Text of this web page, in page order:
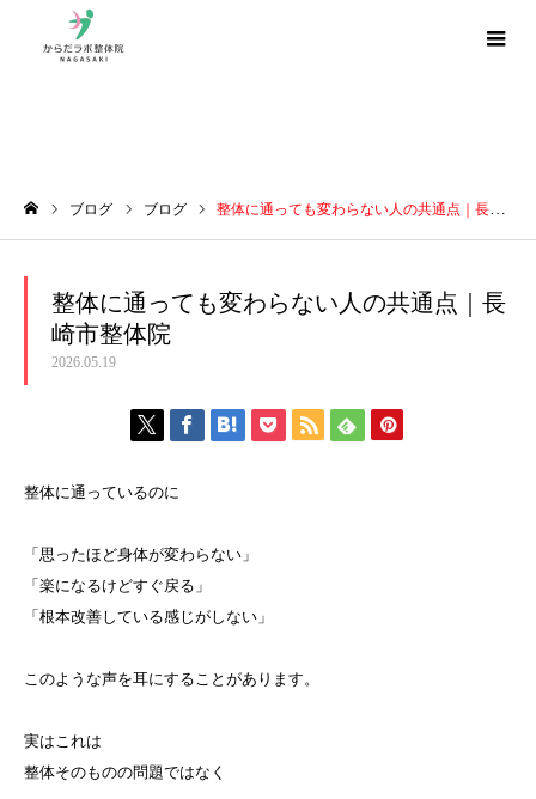
ブログ ブログ 整体に通っても変わらない人の共通点｜長崎市整体院
整体に通っても変わらない人の共通点｜長
崎市整体院
2026.05.19
整体に通っているのに
「思ったほど身体が変わらない」
「楽になるけどすぐ戻る」
「根本改善している感じがしない」
このような声を耳にすることがあります。
実はこれは
整体そのものの問題ではなく